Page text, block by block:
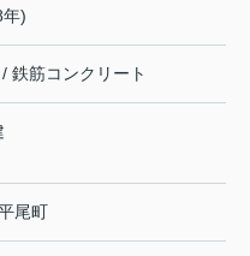
)
鉄筋コンクリート
尾町